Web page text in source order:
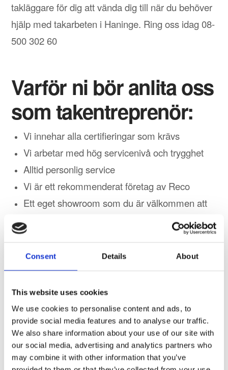
Consent Details About
This website uses cookies
We use cookies to personalise content and ads, to
provide social media features and to analyse our traffic.
We also share information about your use of our site with
our social media, advertising and analytics partners who
may combine it with other information that you’ve
takläggare för dig att vända dig till när du behöver
hjälp med takarbeten i Haninge. Ring oss idag 08-
500 302 60
Varför ni bör anlita oss
som takentreprenör:
Vi innehar alla certifieringar som krävs
Vi arbetar med hög servicenivå och trygghet
Alltid personlig service
Vi är ett rekommenderat företag av Reco
Ett eget showroom som du är välkommen att
besöka
Totalentreprenad inom
Tak
Pettersson Tak & Bygg har samlat all kompetens
under samma tak. Vi har inom företaget;
plåtslagare, snickare, tätskiktsmontörer och
tegeltaksmontörer. Detta möjliggör alla slags